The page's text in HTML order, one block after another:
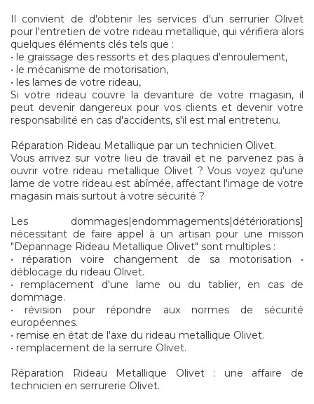
Il convient de d'obtenir les services d'un serrurier Olivet
pour l'entretien de votre rideau metallique, qui vérifiera alors
quelques éléments clés tels que :
• le graissage des ressorts et des plaques d'enroulement,
• le mécanisme de motorisation,
• les lames de votre rideau,
Si votre rideau couvre la devanture de votre magasin, il
peut devenir dangereux pour vos clients et devenir votre
responsabilité en cas d'accidents, s'il est mal entretenu.
Réparation Rideau Metallique par un technicien Olivet.
Vous arrivez sur votre lieu de travail et ne parvenez pas à
ouvrir votre rideau metallique Olivet ? Vous voyez qu'une
lame de votre rideau est abîmée, affectant l'image de votre
magasin mais surtout à votre sécurité ?
Les dommages|endommagements|détériorations]
nécessitant de faire appel à un artisan pour une misson
"Depannage Rideau Metallique Olivet" sont multiples :
• réparation voire changement de sa motorisation •
déblocage du rideau Olivet.
• remplacement d'une lame ou du tablier, en cas de
dommage.
• révision pour répondre aux normes de sécurité
européennes.
• remise en état de l'axe du rideau metallique Olivet.
• remplacement de la serrure Olivet.
Réparation Rideau Metallique Olivet : une affaire de
technicien en serrurerie Olivet.